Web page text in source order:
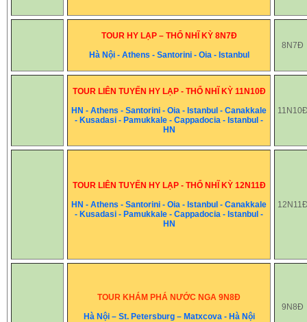
TOUR HY LẠP – THỔ NHĨ KỲ 8N7Đ
Hà Nội - Athens - Santorini - Oia - Istanbul
8N7Đ
TOUR LIÊN TUYẾN HY LẠP - THỔ NHĨ KỲ 11N10Đ
HN - Athens - Santorini - Oia - Istanbul - Canakkale
- Kusadasi - Pamukkale - Cappadocia - Istanbul -
HN
TOUR LIÊN TUYẾN HY LẠP - THỔ NHĨ KỲ 12N11Đ
HN - Athens - Santorini - Oia - Istanbul - Canakkale
- Kusadasi - Pamukkale - Cappadocia - Istanbul -
HN
TOUR KHÁM PHÁ NƯỚC NGA 9N8Đ
Hà Nội – St. Petersburg – Matxcova - Hà Nội
9N8Đ